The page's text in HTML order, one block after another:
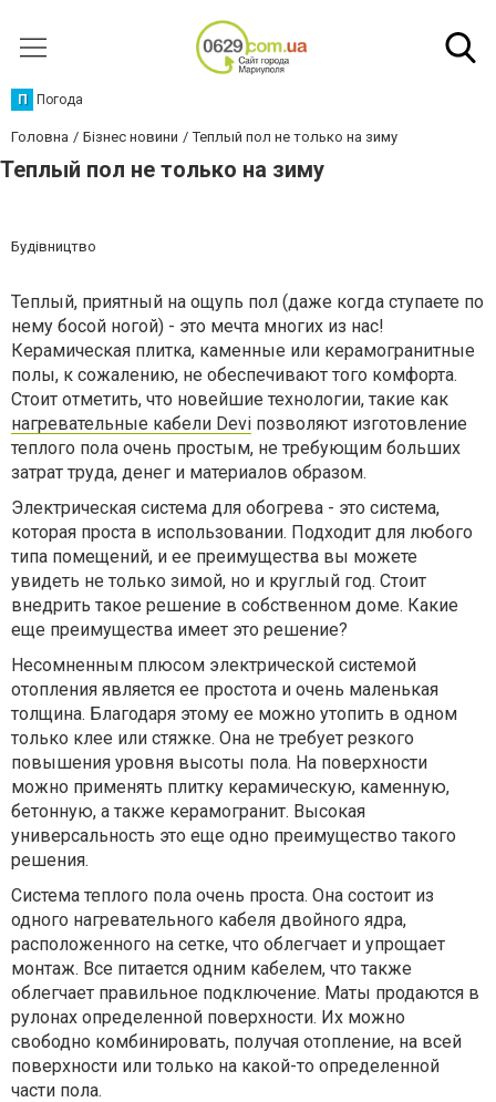
П Погода
Головна Бізнес новини Теплый пол не только на зиму
Теплый пол не только на зиму
Будівництво
Теплый, приятный на ощупь пол (даже когда ступаете по
нему босой ногой) - это мечта многих из нас!
Керамическая плитка, каменные или керамогранитные
полы, к сожалению, не обеспечивают того комфорта.
Стоит отметить, что новейшие технологии, такие как
нагревательные кабели Devi позволяют изготовление
теплого пола очень простым, не требующим больших
затрат труда, денег и материалов образом.
Электрическая система для обогрева - это система,
которая проста в использовании. Подходит для любого
типа помещений, и ее преимущества вы можете
увидеть не только зимой, но и круглый год. Стоит
внедрить такое решение в собственном доме. Какие
еще преимущества имеет это решение?
Несомненным плюсом электрической системой
отопления является ее простота и очень маленькая
толщина. Благодаря этому ее можно утопить в одном
только клее или стяжке. Она не требует резкого
повышения уровня высоты пола. На поверхности
можно применять плитку керамическую, каменную,
бетонную, а также керамогранит. Высокая
универсальность это еще одно преимущество такого
решения.
Система теплого пола очень проста. Она состоит из
одного нагревательного кабеля двойного ядра,
расположенного на сетке, что облегчает и упрощает
монтаж. Все питается одним кабелем, что также
облегчает правильное подключение. Маты продаются в
рулонах определенной поверхности. Их можно
свободно комбинировать, получая отопление, на всей
поверхности или только на какой-то определенной
части пола.